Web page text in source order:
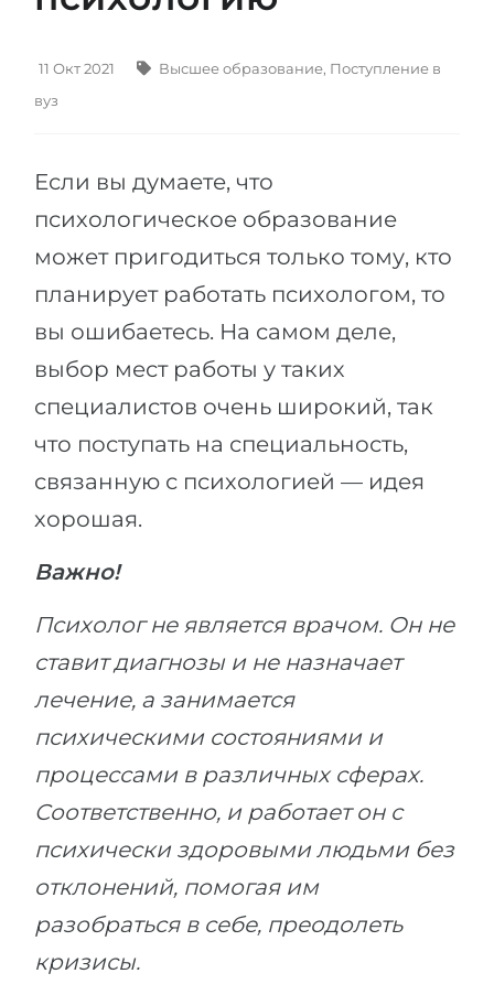
Языковая виза
ШТУДИЕНКОЛЛЕГ
Штудиенколлеги
Freshman / Foundation
Подготовка к вузу
Подготовка к штудиенколлег
Специальные курсы
Математика
Портфолио
ГЕОГРАФИЯ
Профессии
Специальности
Примеры вакансий
КАРЬЕРНОЕ ОРИЕНТИРОВАНИЕ
Тест Голланда
Тест Карта Интересов
Тест RIASEC
Успехна
100%
Штудиенколлег
Школы 11 классов
Школы 12 классов (NIS)
Колледжа
IB-Diploma
1 курса
2-3 курса
Бакалавриата
Магистратуры
ПОСТУПАЕМ НА...
Медицина
Инженерия
Физика
Менеджмент
Другая специальность
ПОСТУПАЕМ ИЗ...
Россия
Украина
Казахстан
Азербайджан
Армения
11 Окт 2021 Высшее образование, Поступление в
вуз
Если вы думаете, что
психологическое образование
может пригодиться только тому, кто
планирует работать психологом, то
вы ошибаетесь. На самом деле,
выбор мест работы у таких
специалистов очень широкий, так
что поступать на специальность,
связанную с психологией — идея
хорошая.
Важно!
Психолог не является врачом. Он не
ставит диагнозы и не назначает
лечение, а занимается
психическими состояниями и
процессами в различных сферах.
Соответственно, и работает он с
психически здоровыми людьми без
отклонений, помогая им
разобраться в себе, преодолеть
кризисы.